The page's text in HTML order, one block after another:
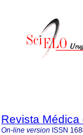
Revista
On-line version ISSN